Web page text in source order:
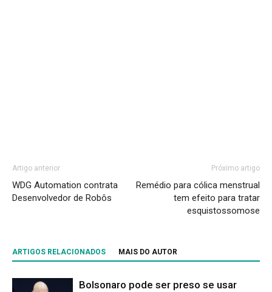
Artigo anterior
WDG Automation contrata
Desenvolvedor de Robôs
Próximo artigo
Remédio para cólica menstrual
tem efeito para tratar
esquistossomose
ARTIGOS RELACIONADOS MAIS DO AUTOR
Bolsonaro pode ser preso se usar